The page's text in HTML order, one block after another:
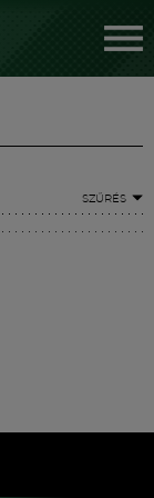
SZŰRÉS